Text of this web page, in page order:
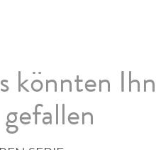
könnten
gefallen